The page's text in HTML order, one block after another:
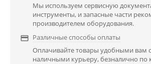
Мы используем сервисную
инструменты, и запасные части
производителем оборудования.
 Различные способы оплаты
Оплачивайте товары удобными вам
наличными курьеру, безналично по